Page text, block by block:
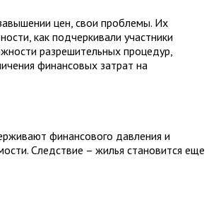
цен, свои проблемы. Их
как подчеркивали участники
разрешительных процедур,
финансовых затрат на
финансового давления и
Следствие – жилья становится еще